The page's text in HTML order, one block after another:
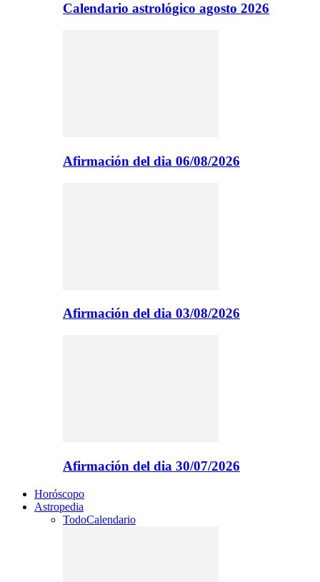
Calendario astrológico agosto 2026
Afirmación del dia 06/08/2026
Afirmación del dia 03/08/2026
Afirmación del dia 30/07/2026
Horóscopo
Astropedia
TodoCalendario